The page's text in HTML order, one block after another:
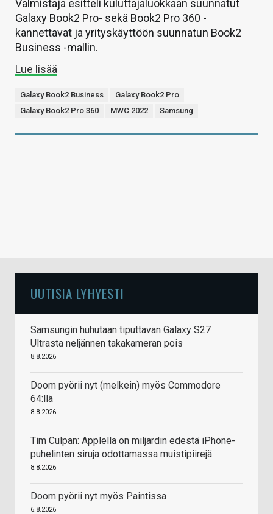
Valmistaja esitteli kuluttajaluokkaan suunnatut
Galaxy Book2 Pro- sekä Book2 Pro 360 -
kannettavat ja yrityskäyttöön suunnatun Book2
Business -mallin.
Lue lisää
Galaxy Book2 Business
Galaxy Book2 Pro
Galaxy Book2 Pro 360
MWC 2022 Samsung
UUTISIA LYHYESTI
Samsungin huhutaan tiputtavan Galaxy S27
Ultrasta neljännen takakameran pois
8.8.2026
Doom pyörii nyt (melkein) myös Commodore
64:llä
8.8.2026
Tim Culpan: Applella on miljardin edestä iPhone-
puhelinten siruja odottamassa muistipiirejä
8.8.2026
Doom pyörii nyt myös Paintissa
6.8.2026